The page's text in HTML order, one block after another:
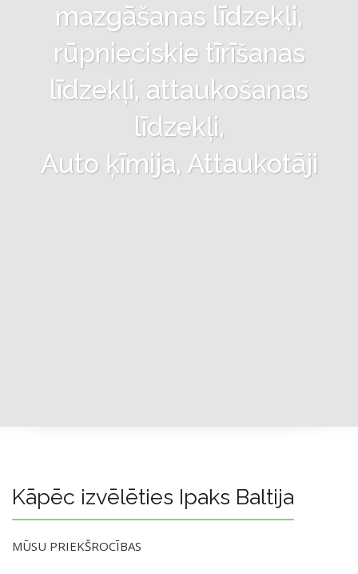
mazgāšanas līdzekļi,
rūpnieciskie tīrīšanas
līdzekļi, attaukošanas
līdzekļi,
Auto ķīmija, Attaukotāji
Kāpēc izvēlēties Ipaks Baltija
MŪSU PRIEKŠROCĪBAS